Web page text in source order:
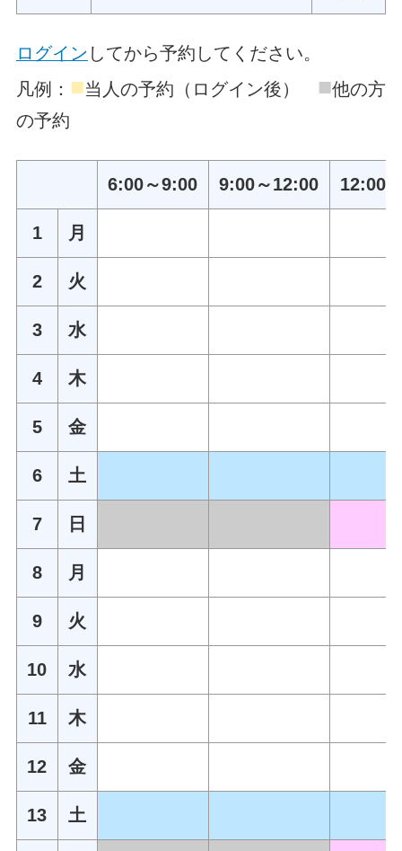
ログイン してから予約してください。
凡例： ■当人の予約（ログイン後） ■他の方
の予約
6:00～9:00 9:00～12:00 12:00
1 月
2 火
3 水
4 木
5 金
6 土
7 日
8 月
9 火
10 水
11 木
12 金
13 土